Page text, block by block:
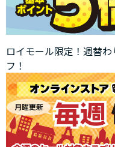
ロイモール限定！週替
フ！